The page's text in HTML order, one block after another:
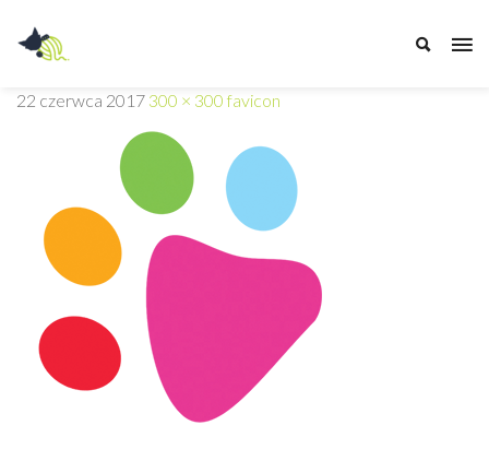
Weterynaryjna
22 czerwca 2017 300 × 300 favicon